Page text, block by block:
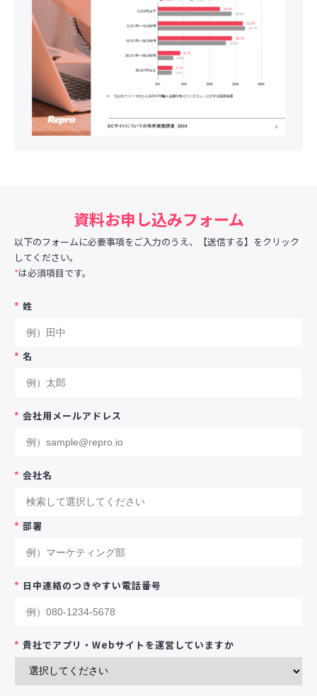
資料お申し込みフォーム
以下のフォームに必要事項をご入力のうえ、【送信する】をクリック
してください。
*は必須項目です。
姓
*
名
*
会社用メールアドレス
*
会社名
*
部署
*
日中連絡のつきやすい電話番号
*
貴社でアプリ・Webサイトを運営していますか
*